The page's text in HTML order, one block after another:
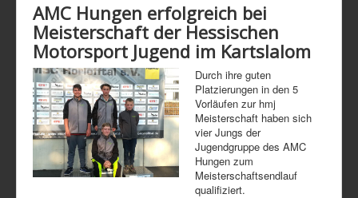
AMC Hungen erfolgreich bei
Meisterschaft der Hessischen
Motorsport Jugend im Kartslalom
Durch ihre guten
Platzierungen in den 5
Vorläufen zur hmj
Meisterschaft haben sich
vier Jungs der
Jugendgruppe des AMC
Hungen zum
Meisterschaftsendlauf
qualifiziert.